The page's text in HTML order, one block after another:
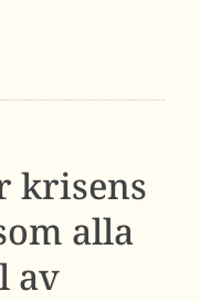
krisens
alla
av